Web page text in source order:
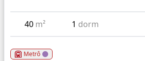
40 m² 1 dorm
Metrô